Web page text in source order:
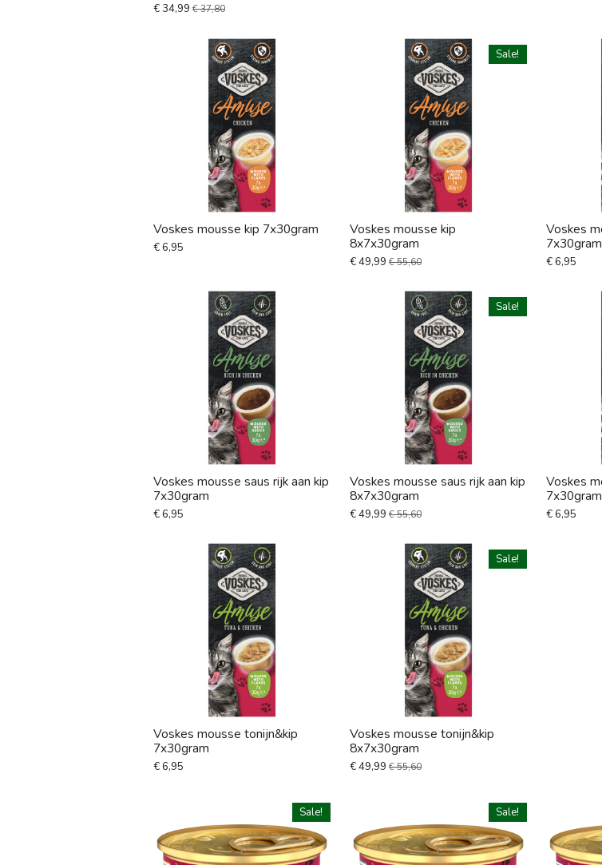
€ 34,99 € 37,80
Voskes mousse kip 7x30gram
€ 6,95
Sale!
Voskes mousse kip
8x7x30gram
€ 49,99 € 55,60
Voskes
7x30gram
€ 6,95
Voskes mousse saus rijk aan kip
7x30gram
€ 6,95
Sale!
Voskes mousse saus rijk aan kip
8x7x30gram
€ 49,99 € 55,60
Voskes
7x30gram
€ 6,95
Voskes mousse tonijn&kip
7x30gram
€ 6,95
Sale!
Voskes mousse tonijn&kip
8x7x30gram
€ 49,99 € 55,60
Sale! Sale!